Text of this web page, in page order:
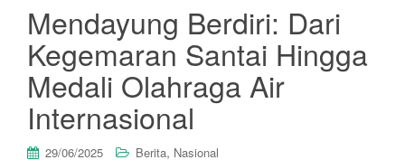
Mendayung Berdiri: Dari
Kegemaran Santai Hingga
Medali Olahraga Air
Internasional
29/06/2025 Berita, Nasional